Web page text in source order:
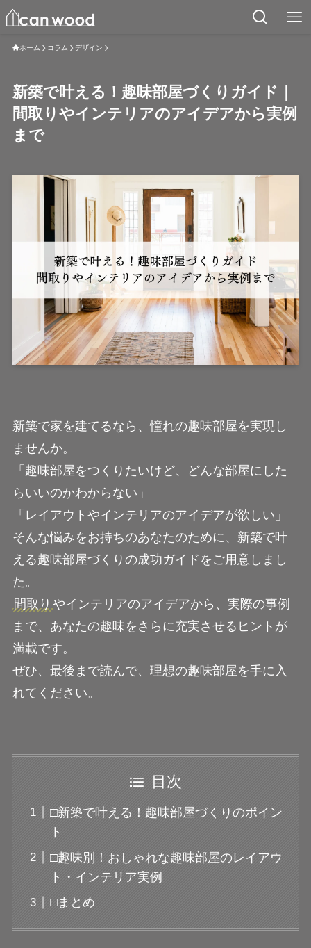
ホーム コラム デザイン
新築で叶える！趣味部屋づくりガイド｜
間取りやインテリアのアイデアから実例
まで
新築で家を建てるなら、憧れの趣味部屋を実現し
ませんか。
「趣味部屋をつくりたいけど、どんな部屋にした
らいいのかわからない」
「レイアウトやインテリアのアイデアが欲しい」
そんな悩みをお持ちのあなたのために、新築で叶
える趣味部屋づくりの成功ガイドをご用意しまし
た。
間取り やインテリアのアイデアから、実際の事例
まで、あなたの趣味をさらに充実させるヒントが
満載です。
ぜひ、最後まで読んで、理想の趣味部屋を手に入
れてください。
目次
□新築で叶える！趣味部屋づくりのポイン
ト
□趣味別！おしゃれな趣味部屋のレイアウ
ト・インテリア実例
□まとめ